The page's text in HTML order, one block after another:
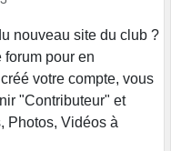
nouveau site du club ?
forum pour en
votre compte, vous
"Contributeur" et
Photos, Vidéos à